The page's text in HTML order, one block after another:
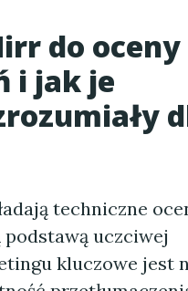
do oceny
i jak je
techniczne
uczciwej
kluczowe jest